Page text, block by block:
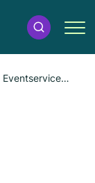
Eventservice